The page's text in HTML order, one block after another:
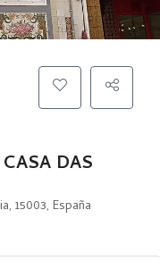
DAS
15003, España